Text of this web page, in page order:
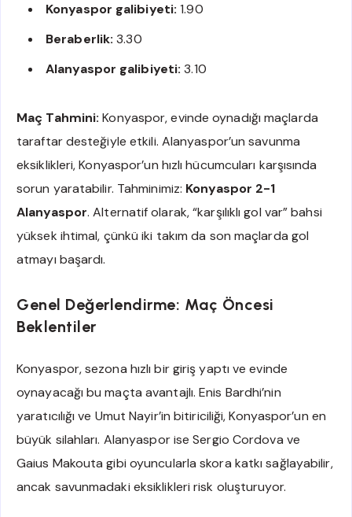
Konyaspor galibiyeti: 1.90
Beraberlik: 3.30
Alanyaspor galibiyeti: 3.10
Maç Tahmini: Konyaspor, evinde oynadığı maçlarda
taraftar desteğiyle etkili. Alanyaspor’un savunma
eksiklikleri, Konyaspor’un hızlı hücumcuları karşısında
sorun yaratabilir. Tahminimiz: Konyaspor 2-1
Alanyaspor. Alternatif olarak, “karşılıklı gol var” bahsi
yüksek ihtimal, çünkü iki takım da son maçlarda gol
atmayı başardı.
Genel Değerlendirme: Maç Öncesi
Beklentiler
Konyaspor, sezona hızlı bir giriş yaptı ve evinde
oynayacağı bu maçta avantajlı. Enis Bardhi’nin
yaratıcılığı ve Umut Nayir’in bitiriciliği, Konyaspor’un en
büyük silahları. Alanyaspor ise Sergio Cordova ve
Gaius Makouta gibi oyuncularla skora katkı sağlayabilir,
ancak savunmadaki eksiklikleri risk oluşturuyor.